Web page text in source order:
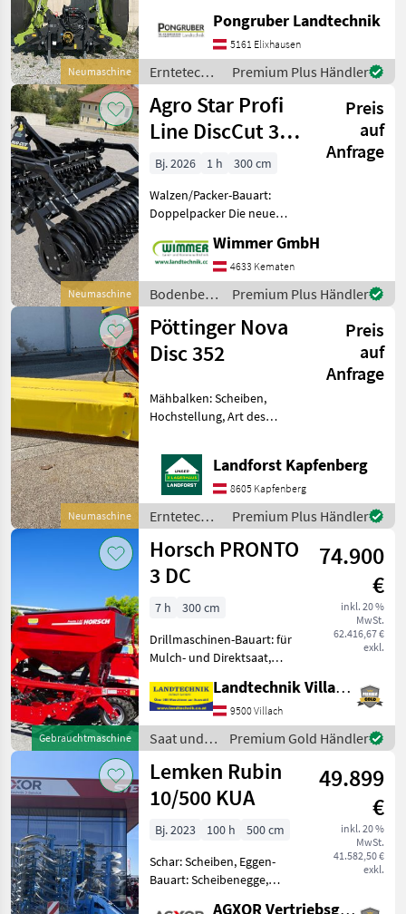
Neumaschine
Hauptrahmen
schwerpunktoptimiert
durch schräg nach hinten
angeordnete Ausleger + Ni
Pongruber Landtechnik
5161 Elixhausen
Erntetechnik
Grünland /
Claas
Premium Plus Händler
Neumaschine
Agro Star Profi
Line DiscCut 300
- Messerwalze
3m
Preis
auf
Anfrage
Bj. 2026 1 h
300 cm
Walzen/Packer-Bauart:
Doppelpacker Die neue
Cut 300 ist die ideale
Lösung für eine effiziente
Stoppel- und
Brachenbearbeitung. Dank
ihrer r
Wimmer GmbH
4633 Kematen
Bodenbearbeitung
/ Agro Star
Premium Plus Händler
Neumaschine
Pöttinger Nova
Disc 352
Preis
auf
Anfrage
Mähbalken: Scheiben,
Hochstellung, Art des
Gelenkwelle - Drehrichtung
aller Mähscheiben zur Mitte
- Unterlenkerbolzen Kat. 2 -
Antriebsdrehzah
Landforst Kapfenberg
8605 Kapfenberg
Erntetechnik
Grünland /
Pöttinger
Premium Plus Händler
Gebrauchtmaschine
Horsch PRONTO
3 DC
74.900
€
inkl. 20 %
MwSt.
62.416,67 €
exkl.
7 h
300 cm
Drillmaschinen-Bauart: für
Mulch- und Direktsaat,
Zweischeibenschare,
Extrastriegel,
Fahrgassenschaltung,
Fahrwerk, hydr.
Schardruckverstellung,
Zwischenreifen
Landtechnik Villach GmbH
9500 Villach
Saat und
Pflege /
Horsch
Premium Gold Händler
Lemken Rubin
10/500 KUA
49.899
€
inkl. 20 %
MwSt.
41.582,50 €
exkl.
Bj. 2023 100 h
500 cm
Schar: Scheiben, Eggen-
Bauart: Scheibenegge,
AGXOR Vertriebsgesellschaft Ost GmbH